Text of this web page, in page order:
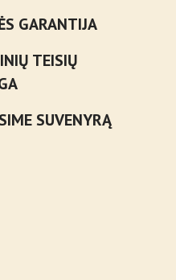
GARANTIJA
TEISIŲ
SUVENYRĄ